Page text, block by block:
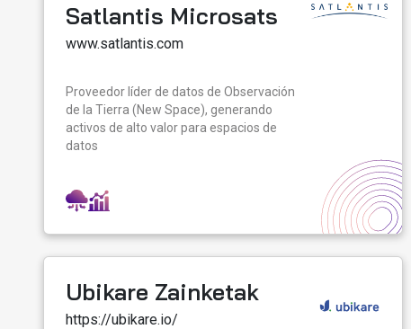
Satlantis Microsats
www.satlantis.com
Proveedor líder de datos de Observación
de la Tierra (New Space), generando
activos de alto valor para espacios de
datos
Ubikare Zainketak
https://ubikare.io/